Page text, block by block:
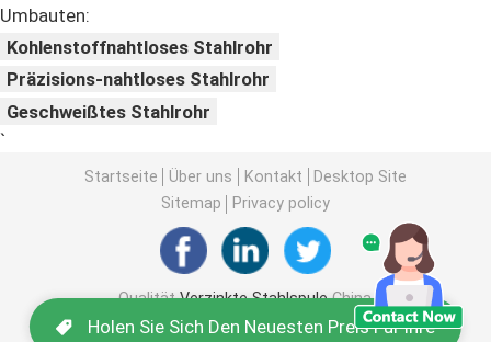
Edelstahl-Spulen-Vorrat
Strahl des Kohlenstoffstahl-H
Stahlblechstapel
Verstärkte Stahlstange
Kohlenstoffstahl-Winkelstange
Umbauten:
Kohlenstoffnahtloses Stahlrohr
Präzisions-nahtloses Stahlrohr
Geschweißtes Stahlrohr
Holen Sie Sich Den Neuesten Preis Für Ihre
`
Startseite Über uns Kontakt
Desktop Site
Sitemap
Privacy policy
QualitätVerzinkte StahlspuleChina
Fabrik.Copyright © 2026 SHANDONG